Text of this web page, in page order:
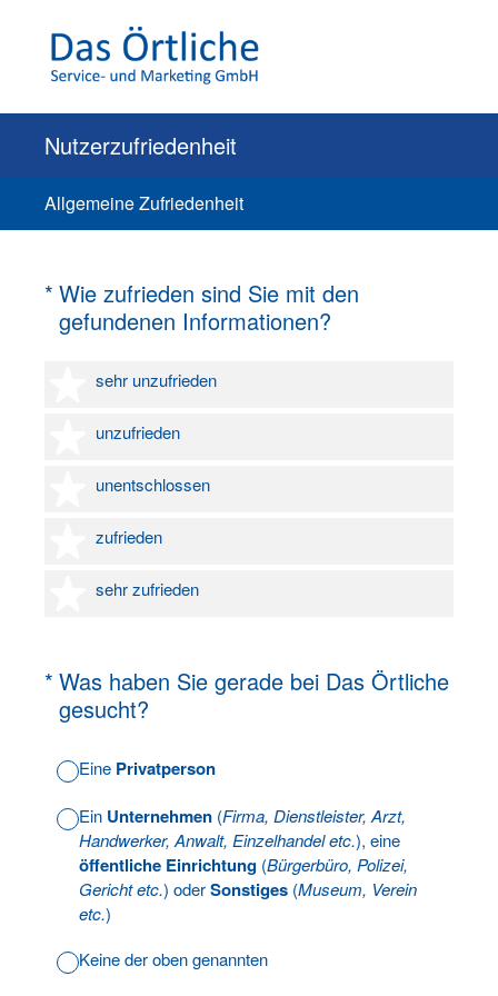
Nutzerzufriedenheit
Allgemeine Zufriedenheit
* Wie zufrieden sind Sie mit den
gefundenen Informationen?
(Erforderlich.)
sehr unzufrieden
1 Stern
unzufrieden
2 Sterne
unentschlossen
3 Sterne
zufrieden
4 Sterne
sehr zufrieden
5 Sterne
* Was haben Sie gerade bei Das Örtliche
gesucht?
(Erforderlich.)
Eine Privatperson
Ein Unternehmen (Firma, Dienstleister, Arzt,
Handwerker, Anwalt, Einzelhandel etc.), eine
öffentliche Einrichtung (Bürgerbüro, Polizei,
Gericht etc.) oderSonstiges (Museum, Verein
etc.)
Keine der oben genannten